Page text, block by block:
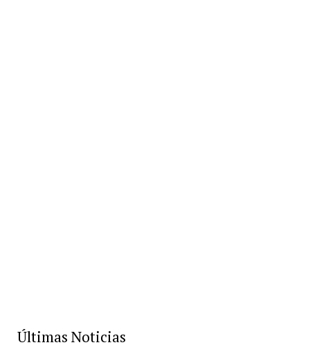
Últimas Noticias